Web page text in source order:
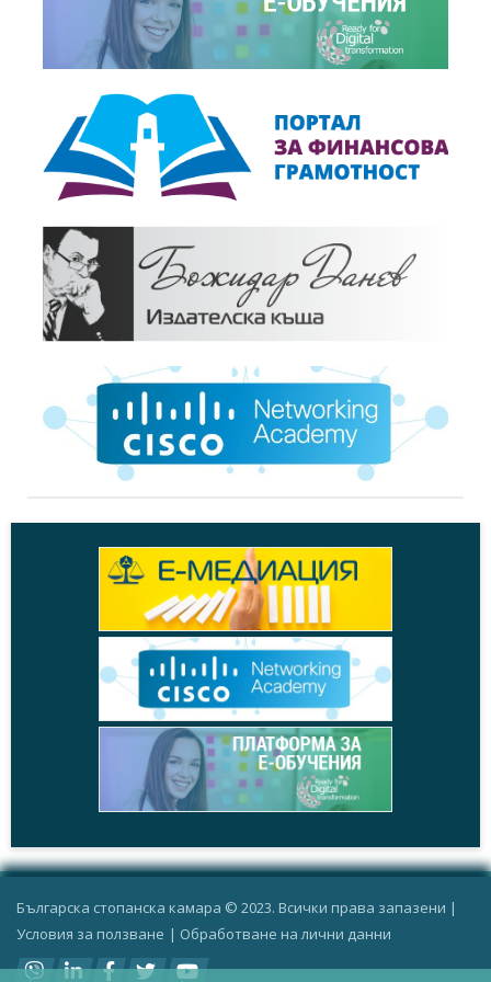
Българска стопанска камара © 2023. Всички права запазени |
Условия за ползване | Oбработване на лични данни